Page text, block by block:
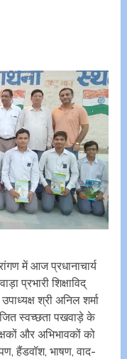
में आज प्रधानाचार्य
प्रभारी शिक्षाविद्
श्री अनिल शर्मा
स्वच्छता पखवाड़े के
और अभिभावकों को
हैंडवॉश, भाषण, वाद-